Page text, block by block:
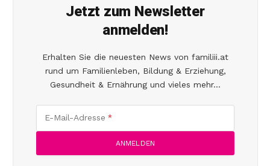
Jetzt zum Newsletter
anmelden!
Erhalten Sie die neuesten News von familiii.at
rund um Familienleben, Bildung & Erziehung,
Gesundheit & Ernährung und vieles mehr...
E-Mail-Adresse